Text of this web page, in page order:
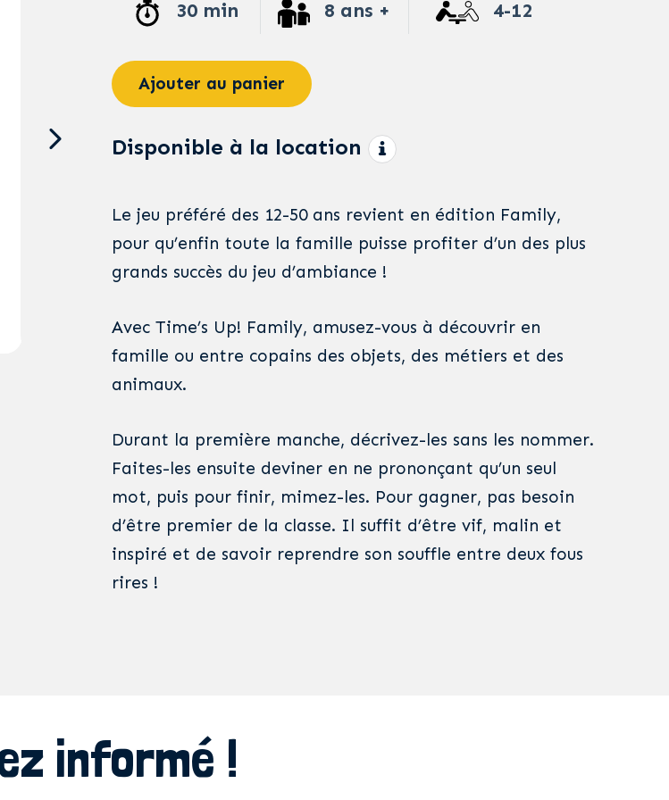
30 min 8 ans + 4-12
Ajouter au panier
Disponible à la location
Le jeu préféré des 12-50 ans revient en édition Family,
pour qu’enfin toute la famille puisse profiter d’un des plus
grands succès du jeu d’ambiance !
Avec Time’s Up! Family, amusez-vous à découvrir en
famille ou entre copains des objets, des métiers et des
animaux.
Durant la première manche, décrivez-les sans les nommer.
Faites-les ensuite deviner en ne prononçant qu’un seul
mot, puis pour finir, mimez-les. Pour gagner, pas besoin
d’être premier de la classe. Il suffit d’être vif, malin et
inspiré et de savoir reprendre son souffle entre deux fous
rires !
informé !